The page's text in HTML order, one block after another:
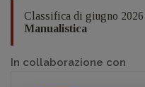
Classifica di giugno 2026
Manualistica
In collaborazione con